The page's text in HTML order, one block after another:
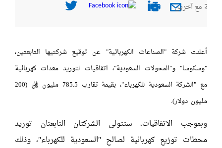
مع آخرين
أعلنت شركة "الصناعات الكهربائية" عن توقيع شركتيها التابعتين،
"وسكوسا" و"المحولات السعودية"، اتفاقيات لتوريد معدات كهربائية
مع "الشركة السعودية للكهرباء"، بقيمة تقارب 785.5 مليون ريال (200
مليون دولار).
وبموجب الاتفاقيات، ستتولى الشركتان التابعتان توريد
محطات توزيع كهربائية لصالح "السعودية للكهرباء"، وذلك